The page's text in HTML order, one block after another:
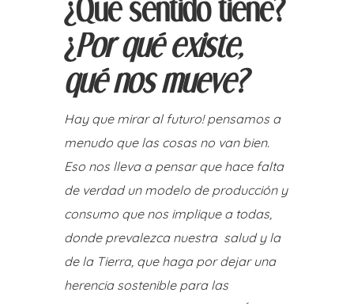
¿Que sentido tiene?
¿Por qué existe,
qué nos mueve?
Hay que mirar al futuro! pensamos a
menudo que las cosas no van bien.
Eso nos lleva a pensar que hace falta
de verdad un modelo de producción y
consumo que nos implique a todas,
donde prevalezca nuestra salud y la
de la Tierra, que haga por dejar una
herencia sostenible para las